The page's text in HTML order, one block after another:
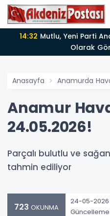
14:12Anamur'da Kasten öldürmeye teşebbüs şüphelisi
Anasayfa Anamurda
Anamur
24.05.2026!
Parçalı bulutlu ve
tahmin ediliyor
723 OKUNMA
24-05-2026